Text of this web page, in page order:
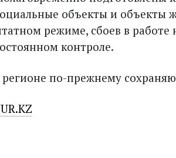
объекты и объекты
режиме, сбоев в работе
контроле.
по-прежнему